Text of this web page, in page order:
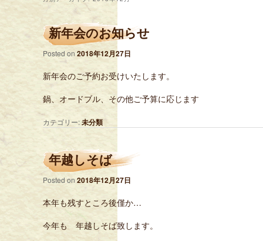
新年会のお知らせ
Posted on2018年12月27日
新年会のご予約お受けいたします。
鍋、オードブル、その他ご予算に応じます
カテゴリー:未分類
年越しそば
Posted on2018年12月27日
本年も残すところ後僅か…
今年も 年越しそば致します。